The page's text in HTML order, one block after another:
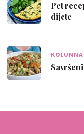
Pet
dijete
KOLUMNA